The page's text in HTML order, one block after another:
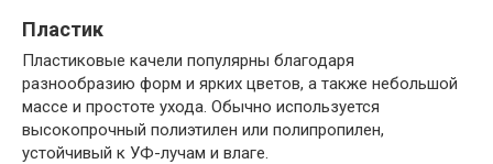
Пластик
Пластиковые качели популярны благодаря
разнообразию форм и ярких цветов, а также небольшой
массе и простоте ухода. Обычно используется
высокопрочный полиэтилен или полипропилен,
устойчивый к УФ-лучам и влаге.